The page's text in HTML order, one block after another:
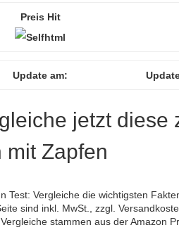
Preis Hit
Update am:
jetzt diese
mit Zapfen
Test: Vergleiche die wichtigsten
sind inkl. MwSt., zzgl.
stammen aus der Amazon